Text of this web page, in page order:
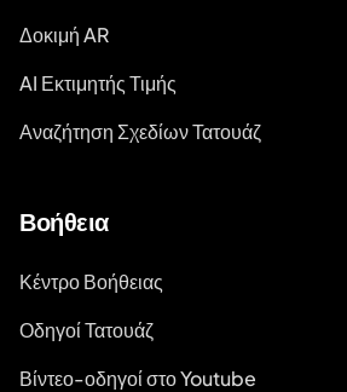
Δοκιμή AR
AI Εκτιμητής Τιμής
Αναζήτηση Σχεδίων Τατουάζ
Βοήθεια
Κέντρο Βοήθειας
Οδηγοί Τατουάζ
Βίντεο-οδηγοί στο Youtube